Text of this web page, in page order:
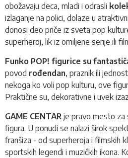
obožavaju deca, mladi i odrasli
izlaganje na polici, dolaze u
donosi deo priče iz sveta pop
superheroj, lik iz omiljene serije ili
Funko POP! figurice su
povod rođendan, praznik ili
nekoga ko voli pop kulturu, ove
Praktične su, dekorativne i uvek
GAME CENTAR je pravo mesto za
figura. U ponudi se nalazi širok
franšiza - od superheroja i filmskih
sportskih legendi i muzičkih ikona.